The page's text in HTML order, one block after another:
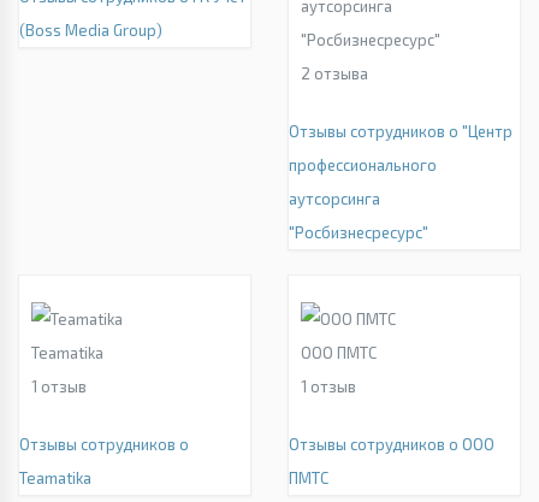
(Boss Media Group)
аутсорсинга
"Росбизнесресурс"
2 отзыва
Отзывы сотрудников о "Центр
профессионального
аутсорсинга
"Росбизнесресурс"
Teamatika
1 отзыв
Отзывы сотрудников о
Teamatika
ООО ПМТС
1 отзыв
Отзывы сотрудников о ООО
ПМТС